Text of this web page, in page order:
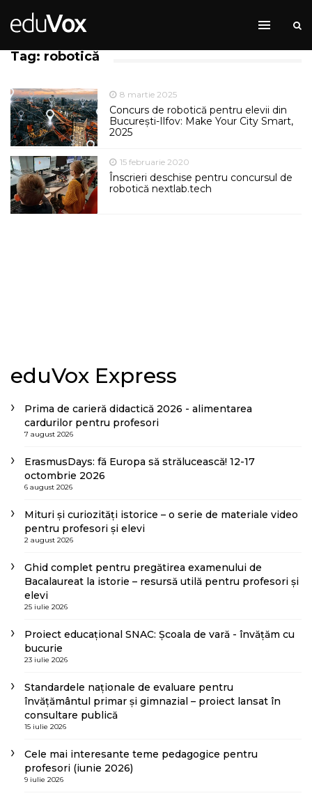
Tag: robotică
8 martie 2025
Concurs de robotică pentru elevii din
București-Ilfov: Make Your City Smart,
2025
15 februarie 2020
Înscrieri deschise pentru concursul de
robotică nextlab.tech
eduVox Express
Prima de carieră didactică 2026 - alimentarea
cardurilor pentru profesori
7 august 2026
ErasmusDays: fă Europa să strălucească! 12-17
octombrie 2026
6 august 2026
Mituri și curiozități istorice – o serie de materiale video
pentru profesori și elevi
2 august 2026
Ghid complet pentru pregătirea examenului de
Bacalaureat la istorie – resursă utilă pentru profesori și
elevi
25 iulie 2026
Proiect educațional SNAC: Școala de vară - învățăm cu
bucurie
23 iulie 2026
Standardele naționale de evaluare pentru
învățământul primar și gimnazial – proiect lansat în
consultare publică
15 iulie 2026
Cele mai interesante teme pedagogice pentru
profesori (iunie 2026)
9 iulie 2026